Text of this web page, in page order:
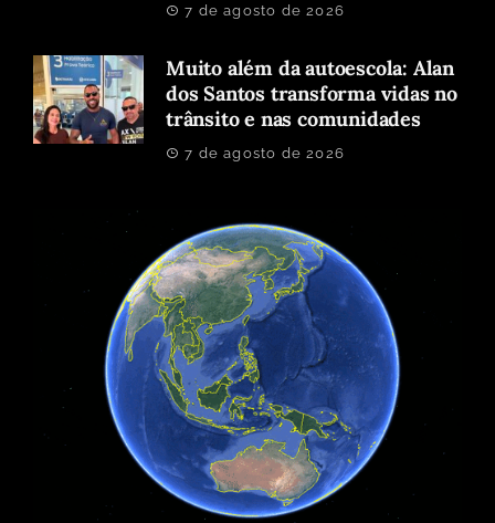
7 de agosto de 2026
Muito além da autoescola: Alan
dos Santos transforma vidas no
trânsito e nas comunidades
7 de agosto de 2026